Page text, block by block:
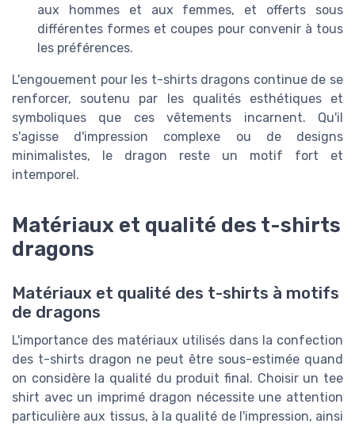
aux hommes et aux femmes, et offerts sous
différentes formes et coupes pour convenir à tous
les préférences.
L'engouement pour les t-shirts dragons continue de se
renforcer, soutenu par les qualités esthétiques et
symboliques que ces vêtements incarnent. Qu'il
s'agisse d'impression complexe ou de designs
minimalistes, le dragon reste un motif fort et
intemporel.
Matériaux et qualité des t-shirts
dragons
Matériaux et qualité des t-shirts à motifs
de dragons
L'importance des matériaux utilisés dans la confection
des t-shirts dragon ne peut être sous-estimée quand
on considère la qualité du produit final. Choisir un tee
shirt avec un imprimé dragon nécessite une attention
particulière aux tissus, à la qualité de l'impression, ainsi